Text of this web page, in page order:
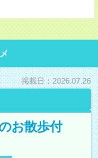
掲載日：2026.07.26
お散歩付